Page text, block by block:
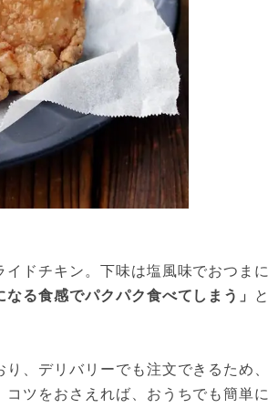
ドチキン。下味は塩風味でおつまに
る食感でパクパク食べてしまう」 と
、デリバリーでも注文できるため、
ツをおさえれば、おうちでも簡単に